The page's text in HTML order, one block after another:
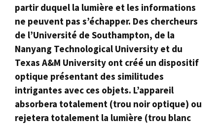
partir duquel la lumière et les informations
ne peuvent pas s’échapper. Des chercheurs
de l’Université de Southampton, de la
Nanyang Technological University et du
Texas A&M University ont créé un dispositif
optique présentant des similitudes
intrigantes avec ces objets. L’appareil
absorbera totalement (trou noir optique) ou
rejetera totalement la lumière (trou blanc